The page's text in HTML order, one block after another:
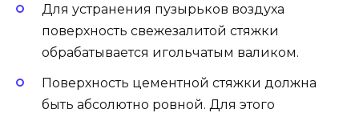
Для устранения пузырьков воздуха
поверхность свежезалитой стяжки
обрабатывается игольчатым валиком.
Поверхность цементной стяжки должна
быть абсолютно ровной. Для этого